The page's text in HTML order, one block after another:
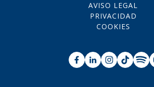
AVISO LEGAL
PRIVACIDAD
COOKIES